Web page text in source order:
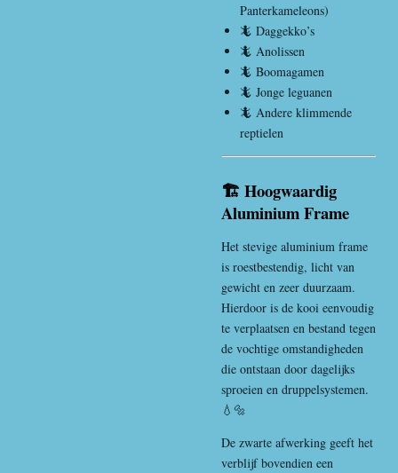
Panterkameleons)
🦎 Daggekko’s
🦎 Anolissen
🦎 Boomagamen
🦎 Jonge leguanen
🦎 Andere klimmende
reptielen
🏗️ Hoogwaardig
Aluminium Frame
Het stevige aluminium frame
is roestbestendig, licht van
gewicht en zeer duurzaam.
Hierdoor is de kooi eenvoudig
te verplaatsen en bestand tegen
de vochtige omstandigheden
die ontstaan door dagelijks
sproeien en druppelsystemen.
💧🔩
De zwarte afwerking geeft het
verblijf bovendien een